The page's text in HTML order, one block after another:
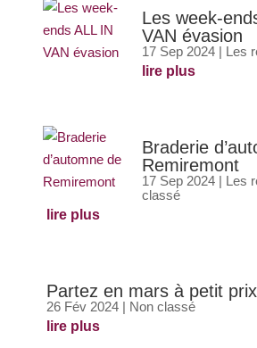
Les week-
VAN évasion
17 Sep 2024 | Les
lire plus
Braderie
Remiremont
17 Sep 2024 | Les
classé
lire plus
Partez en mars à petit prix
26 Fév 2024| Non classé
lire plus